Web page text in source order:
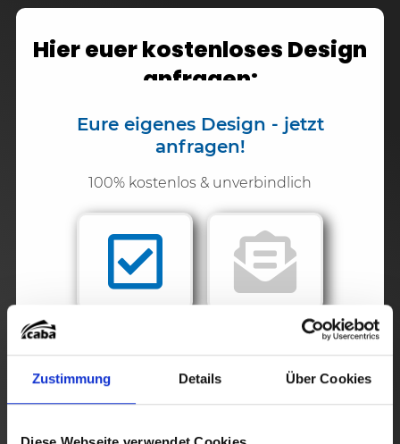
Zustimmung Details Über Cookies
Hier euer kostenloses Design
anfragen:
Eure eigenes Design - jetzt
anfragen!
100% kostenlos & unverbindlich
Anfrage starten
Noch Fragen?
Wir helfen dir